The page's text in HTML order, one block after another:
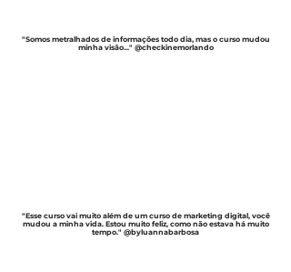
"Somos metralhados de informações todo dia, mas o curso mudou
minha visão..." @checkinemorlando
"Esse curso vai muito além de um curso de marketing digital, você
mudou a minha vida. Estou muito feliz, como não estava há muito
tempo." @byluannabarbosa